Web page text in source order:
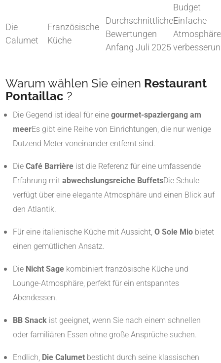
Budget
Die
Calumet
Französische
Küche
Durchschnittliche
Bewertungen
Anfang Juli 2025
Einfache
Warum wählen Sie einen Restaurant
Pontaillac ?
Die Gegend ist ideal für eine gourmet-spaziergang am
meerEs gibt eine Reihe von Einrichtungen, die nur wenige
Dutzend Meter voneinander entfernt sind.
Die Café Barrière ist die Referenz für eine umfassende
Erfahrung mit abwechslungsreiche BuffetsDie Schule
verfügt über eine elegante Atmosphäre und einen Blick auf
den Atlantik.
Für eine italienische Küche mit Aussicht, O Sole Mio bietet
einen gemütlichen Ansatz.
Die Nicht Sage kombiniert französische Küche und
Lounge-Atmosphäre, perfekt für ein entspanntes
Abendessen.
BB Snack ist geeignet, wenn Sie nach einem schnellen
oder familiären Essen ohne große Ansprüche suchen.
Endlich, Die Calumet besticht durch seine klassischen